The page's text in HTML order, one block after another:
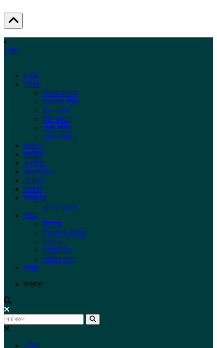
প্রচ্ছদ
জাতীয়
নির্বাচন
নির্বাচন কমিশন
উপজেলা পরিষদ
উপ-নির্বাচন
সিটি নির্বাচন
জেলা পরিষদ
জাতীয় নির্বাচন
সারাদেশ
রাজনীতি
অর্থনীতি
আন্তর্জাতিক
খেলাধুলা
শিক্ষাঙ্গন
আবহাওয়া
কৃষি ও প্রকৃতি
ফিচার
বিনোদন
ইতিহাস ও ঐতিহ্য
মুক্তমত
লাইফস্টাইল
সাহিত্য পাতা
স্বাস্থ্য
অন্যান্য
অনিয়ম